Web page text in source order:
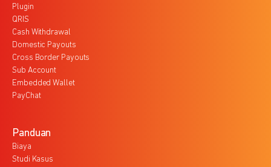
Plugin
QRIS
Cash Withdrawal
Domestic Payouts
Cross Border Payouts
Sub Account
Embedded Wallet
PayChat
Panduan
Biaya
Studi Kasus